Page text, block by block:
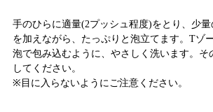
手のひらに適量(2プッシュ程度)をとり、少
を加えながら、たっぷりと泡立てます。Tゾ
泡で包み込むように、やさしく洗います。そ
してください。
※目に入らないようにご注意ください。